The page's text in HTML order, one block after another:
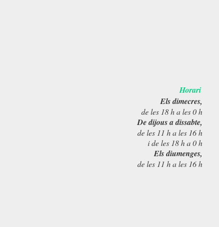
Horari
Els dimecres,
de les 18 h a les 0 h
De dijous a dissabte,
de les 11 h a les 16 h
i de les 18 h a 0 h
Els diumenges,
de les 11 h a les 16 h